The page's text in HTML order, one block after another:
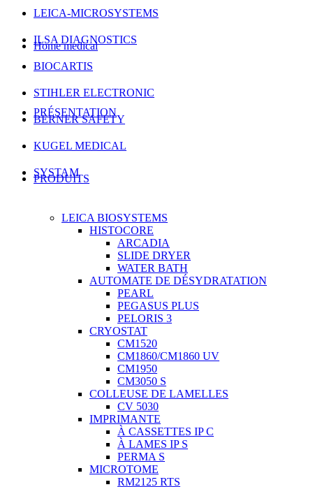
LEICA-MICROSYSTEMS
ILSA DIAGNOSTICS
BIOCARTIS
STIHLER ELECTRONIC
BERNER SAFETY
KUGEL MEDICAL
SYSTAM
Home medical
PRÉSENTATION
PRODUITS
LEICA BIOSYSTEMS
HISTOCORE
ARCADIA
SLIDE DRYER
WATER BATH
AUTOMATE DE DÉSYDRATATION
PEARL
PEGASUS PLUS
PELORIS 3
CRYOSTAT
CM1520
CM1860/CM1860 UV
CM1950
CM3050 S
COLLEUSE DE LAMELLES
CV 5030
IMPRIMANTE
À CASSETTES IP C
À LAMES IP S
PERMA S
MICROTOME
RM2125 RTS